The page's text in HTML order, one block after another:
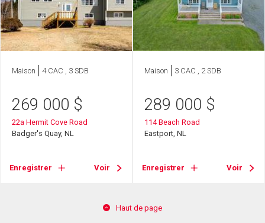
Maison 4 CAC , 3 SDB
269 000 $
22a Hermit Cove Road
Badger's Quay, NL
Enregistrer Voir
Maison 3 CAC , 2 SDB
289 000 $
114 Beach Road
Eastport, NL
Enregistrer Voir
Haut de page